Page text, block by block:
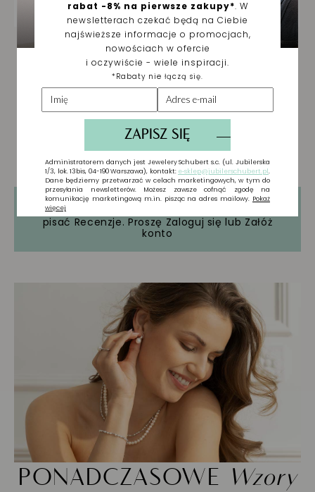
Tylko zarejestrowani użytkownicy mogą
pisać Recenzje. Proszę Zaloguj się lub Załóż
konto
PONADCZASOWE Wzory